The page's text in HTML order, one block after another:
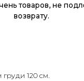
товаров, не
возврату.
120 см.